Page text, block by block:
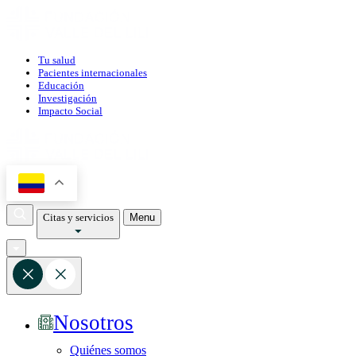
Tu salud
Pacientes internacionales
Educación
Investigación
Impacto Social
Citas y servicios Menu
Nosotros
Quiénes somos